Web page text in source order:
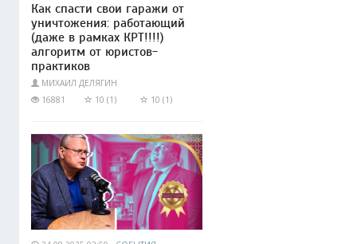
Как спасти свои гаражи от
уничтожения: работающий
(даже в рамках КРТ!!!!)
алгоритм от юристов-
практиков
МИХАИЛ ДЕЛЯГИН
16881
10 (1) 10 (1)